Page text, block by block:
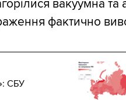
вакуумна та
фактично
СБУ